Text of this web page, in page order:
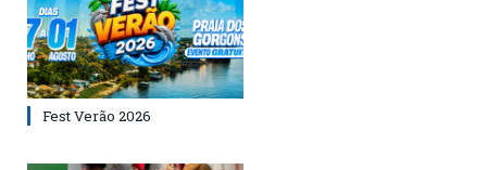
Fest Verão 2026